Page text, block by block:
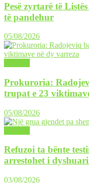
Pesë zyrtarë të
të pandehur
05/08/2026
Prokuroria:
trupat e 23
05/08/2026
Refuzoi ta bënte
arrestohet i
03/08/2026